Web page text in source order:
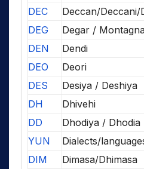
DEC
Deccan/Deccani/
DEG
Degar /
DEN
Dendi
DEO
Deori
DES
Desiya / Deshiya
DH
Dhivehi
DD
Dhodiya / Dhodia
YUN
Dialects/
DIM
Dimasa/Dhimasa